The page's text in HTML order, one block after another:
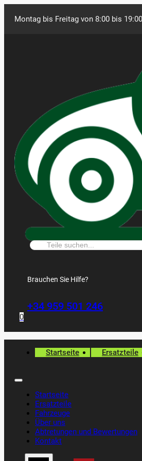
Montag bis Freitag von 8:00 bis
Suche:
Brauchen Sie Hilfe?
+34 959 501 246
0
Startseite Ersatzteile
Startseite
Ersatzteile
Fahrzeuge
Über uns
Abtretungen und Bewertungen
Kontakt